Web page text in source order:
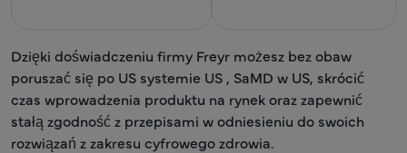
Dzięki doświadczeniu firmy Freyr możesz bez obaw
poruszać się po US systemie US , SaMD w US, skrócić
czas wprowadzenia produktu na rynek oraz zapewnić
stałą zgodność z przepisami w odniesieniu do swoich
rozwiązań z zakresu cyfrowego zdrowia.